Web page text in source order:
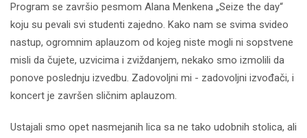
Program se završio pesmom Alana Menkena „Seize the day“
koju su pevali svi studenti zajedno. Kako nam se svima svideo
nastup, ogromnim aplauzom od kojeg niste mogli ni sopstvene
misli da čujete, uzvicima i zviždanjem, nekako smo izmolili da
ponove poslednju izvedbu. Zadovoljni mi - zadovoljni izvođači, i
koncert je završen sličnim aplauzom.
Ustajali smo opet nasmejanih lica sa ne tako udobnih stolica, ali